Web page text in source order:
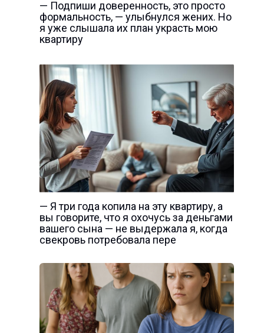
— Подпиши доверенность, это просто
формальность, — улыбнулся жених. Но
я уже слышала их план украсть мою
квартиру
— Я три года копила на эту квартиру, а
вы говорите, что я охочусь за деньгами
вашего сына — не выдержала я, когда
свекровь потребовала пере